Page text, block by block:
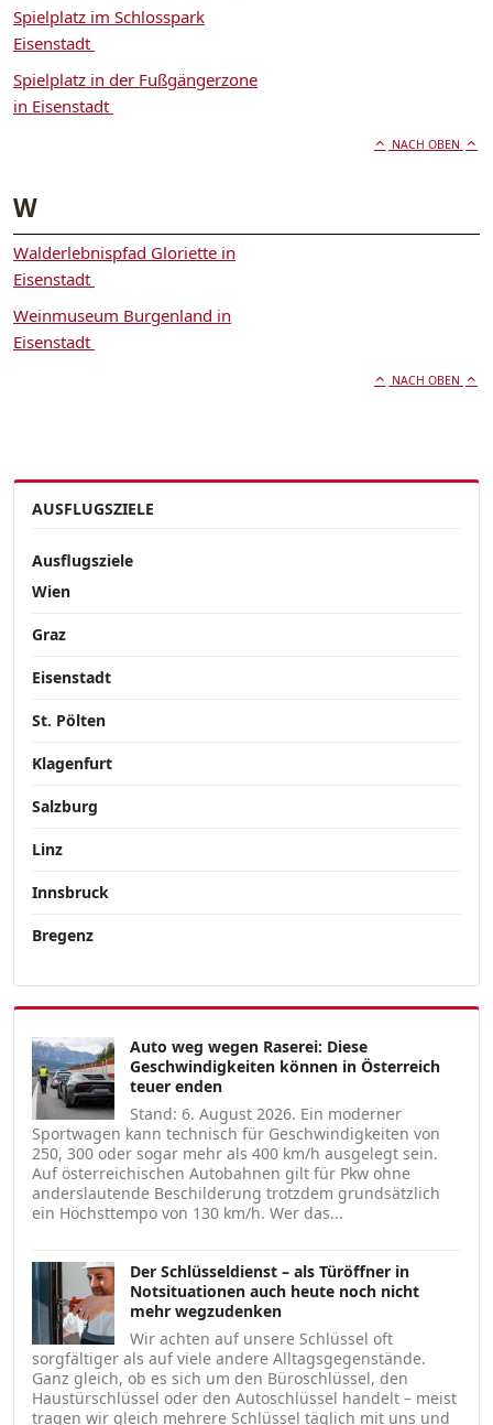
Spielplatz im Schlosspark
Eisenstadt
Spielplatz in der Fußgängerzone
in Eisenstadt
NACH OBEN
W
Walderlebnispfad Gloriette in
Eisenstadt
Weinmuseum Burgenland in
Eisenstadt
NACH OBEN
AUSFLUGSZIELE
Ausflugsziele
Wien
Graz
Eisenstadt
St. Pölten
Klagenfurt
Salzburg
Linz
Innsbruck
Bregenz
Auto weg wegen Raserei: Diese
Geschwindigkeiten können in Österreich
teuer enden
Stand: 6. August 2026. Ein moderner
Sportwagen kann technisch für Geschwindigkeiten von
250, 300 oder sogar mehr als 400 km/h ausgelegt sein.
Auf österreichischen Autobahnen gilt für Pkw ohne
anderslautende Beschilderung trotzdem grundsätzlich
ein Höchsttempo von 130 km/h. Wer das...
Der Schlüsseldienst – als Türöffner in
Notsituationen auch heute noch nicht
mehr wegzudenken
Wir achten auf unsere Schlüssel oft
sorgfältiger als auf viele andere Alltagsgegenstände.
Ganz gleich, ob es sich um den Büroschlüssel, den
Haustürschlüssel oder den Autoschlüssel handelt – meist
tragen wir gleich mehrere Schlüssel täglich mit uns und